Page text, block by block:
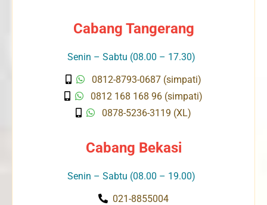
Cabang Tangerang
Senin – Sabtu (08.00 – 17.30)
0812-8793-0687 (simpati)
0812 168 168 96 (simpati)
0878-5236-3119 (XL)
Cabang Bekasi
Senin – Sabtu (08.00 – 19.00)
021-8855004